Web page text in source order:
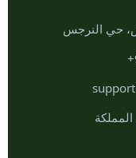
حي النرجس